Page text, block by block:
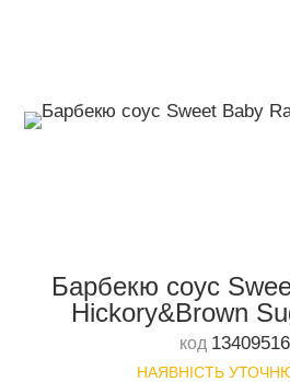
Барбекю соус
Hickory&Brown
код
НАЯВНІСТЬ